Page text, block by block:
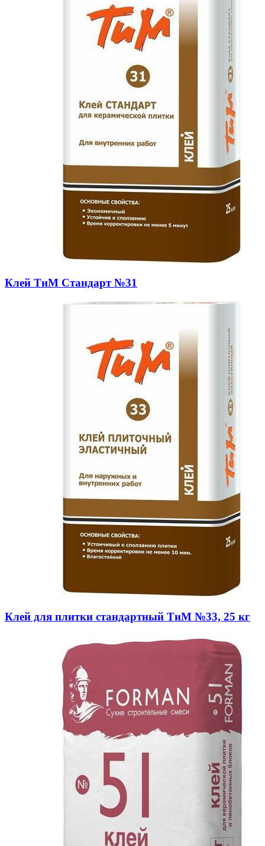
Клей ТиМ Стандарт №31
Клей для плитки стандартный ТиМ №33, 25 кг